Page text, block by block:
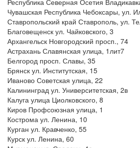
Чувашская Республика Чебоксары, ул.
Ставропольский край Ставрополь, ул.
Благовещенск ул. Чайковского, 3
Архангельск Новгородский просп., 74
Астрахань Славянская улица, 1лит7
Белгород просп. Славы, 35
Брянск ул. Институтская, 15
Иваново Советская улица, 22
Калининград ул. Университетская, 2в
Калуга улица Циолковского, 8
Киров Профсоюзная улица, 1
Кострома ул. Ленина, 10
Курган ул. Кравченко, 55
Курск ул. Ленина, 60